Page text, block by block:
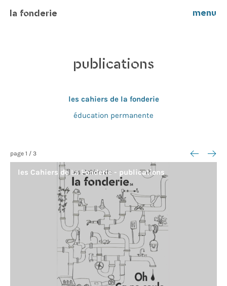
la fonderie menu
publications
les cahiers de la fonderie
éducation permanente
page 1 / 3 <-- -->
les Cahiers de La Fonderie publications